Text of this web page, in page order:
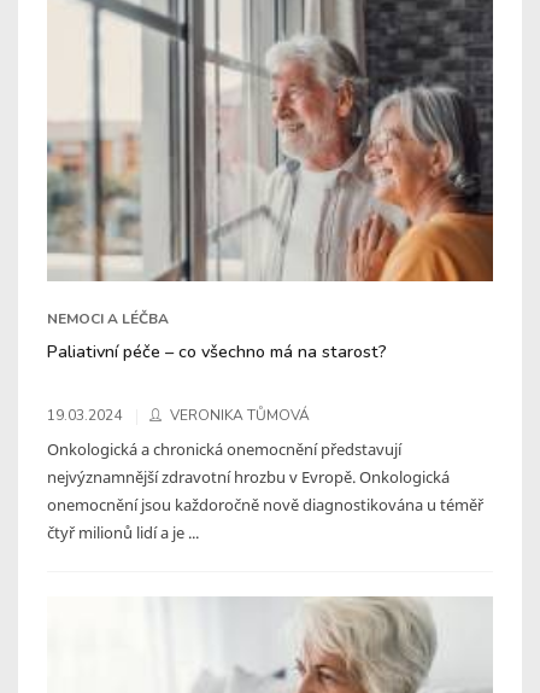
NEMOCI A LÉČBA
Paliativní péče – co všechno má na starost?
19.03.2024 VERONIKA TŮMOVÁ
Onkologická a chronická onemocnění představují
nejvýznamnější zdravotní hrozbu v Evropě. Onkologická
onemocnění jsou každoročně nově diagnostikována u téměř
čtyř milionů lidí a je ...